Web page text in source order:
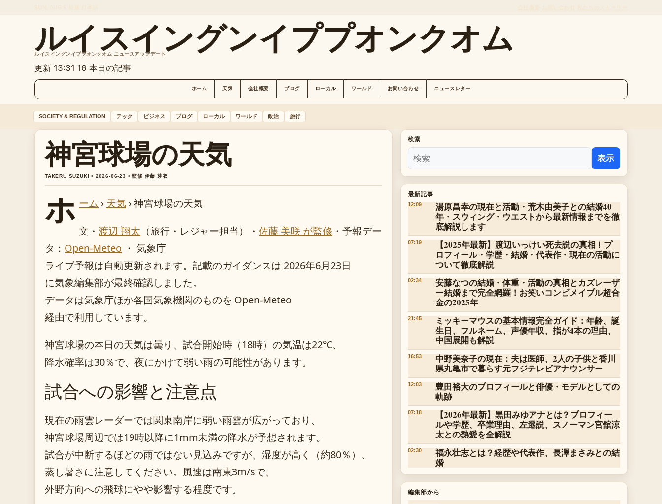
ルイスイングンイププオンクオム
ルイスイングンイププオンクオム ニュースアップデート
更新 13:31 16 本日の記事
ホーム 天気 会社概要 ブログ ローカル ワールド お問い合わせ ニュースレター
SOCIETY & REGULATION テック ビジネス ブログ ローカル ワールド 政治 旅行
神宮球場の天気
TAKERU SUZUKI • 2026-06-23 • 監修 伊藤 芽衣
ホ ーム › 天気 ›神宮球場の天気
文・ 渡辺 翔太 （旅行・レジャー担当） ・ 佐藤 美咲 が監修 ・ 予報デー
タ： Open-Meteo ・ 気象庁
ライブ予報は自動更新されます。記載のガイダンスは 2026年6月23日
に気象編集部が最終確認しました。
データは気象庁ほか各国気象機関のものを Open-Meteo
経由で利用しています。
神宮球場の本日の天気は曇り、試合開始時（18時）の気温は22℃、
降水確率は30％で、夜にかけて弱い雨の可能性があります。
試合への影響と注意点
現在の雨雲レーダーでは関東南岸に弱い雨雲が広がっており、
神宮球場周辺では19時以降に1mm未満の降水が予想されます。
試合が中断するほどの雨ではない見込みですが、湿度が高く（約80％）、
蒸し暑さに注意してください。風速は南東3m/sで、
外野方向への飛球にやや影響する程度です。
検索
表示
最新記事
12:09
湯原昌幸の現在と活動・荒木由美子との結婚40
年・スウィング・ウエストから最新情報までを徹
底解説します
07:19
【2025年最新】渡辺いっけい死去説の真相！プ
ロフィール・学歴・結婚・代表作・現在の活動に
ついて徹底解説
02:34
安藤なつの結婚・体重・活動の真相とカズレーザ
ー結婚まで完全網羅！お笑いコンビメイプル超合
金の2025年
21:45
ミッキーマウスの基本情報完全ガイド：年齢、誕
生日、フルネーム、声優年収、指が4本の理由、
中国展開も解説
16:53
中野美奈子の現在：夫は医師、2人の子供と香川
県丸亀市で暮らす元フジテレビアナウンサー
12:03
豊田裕大のプロフィールと俳優・モデルとしての
軌跡
07:18
【2026年最新】黒田みゆアナとは？プロフィー
ルや学歴、卒業理由、左遷説、スノーマン宮舘涼
太との熱愛を全解説
02:30
福永壮志とは？経歴や代表作、長澤まさみとの結
婚
編集部から